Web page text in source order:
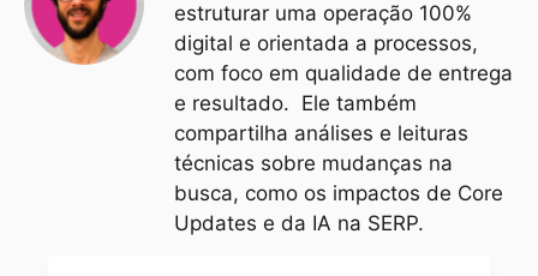
estruturar uma operação 100%
digital e orientada a processos,
com foco em qualidade de entrega
e resultado. Ele também
compartilha análises e leituras
técnicas sobre mudanças na
busca, como os impactos de Core
Updates e da IA na SERP.